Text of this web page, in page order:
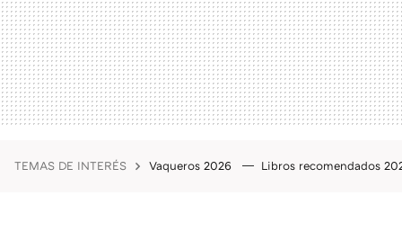
TEMAS DE INTERÉS Vaqueros 2026 Libros recomendados